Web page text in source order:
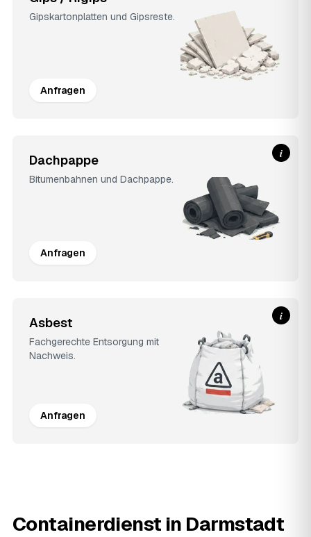
Gipskartonplatten und Gipsreste.
Anfragen
Dachpappe
Bitumenbahnen und Dachpappe.
Anfragen
i
Asbest
Fachgerechte Entsorgung mit
Nachweis.
Anfragen
i
Containerdienst in Darmstadt